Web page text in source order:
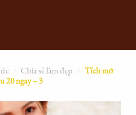
/ Chia sẻ làm đẹp / Tích mỡ
20 ngày – 3